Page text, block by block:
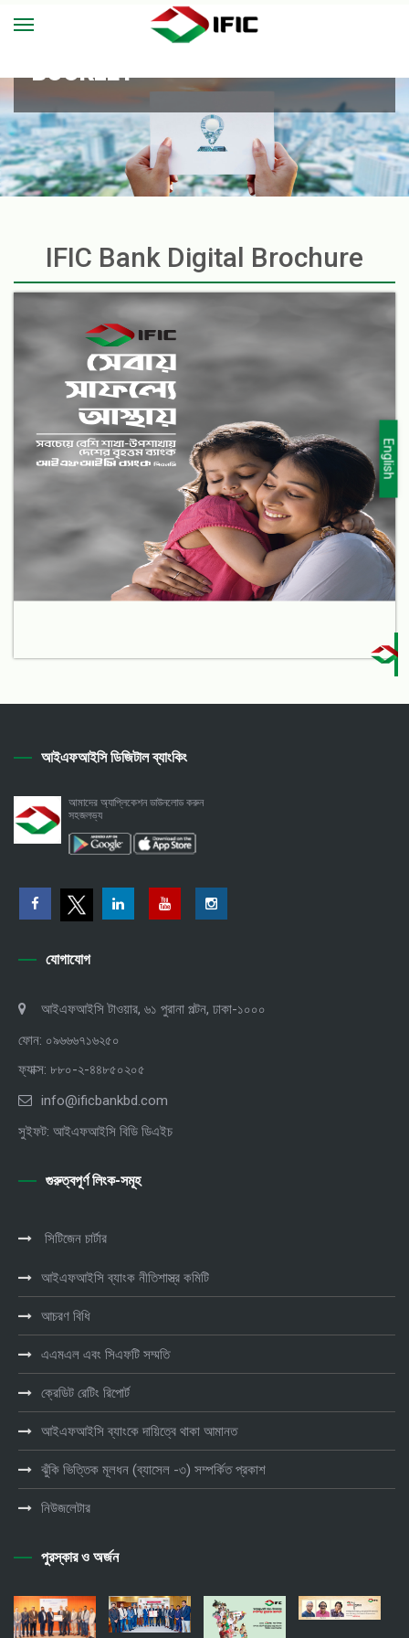
English
BOOKLET
IFIC Bank Digital Brochure
আইএফআইসি ডিজিটাল ব্যাংকিং
আমাদের অ্যাপ্লিকেশন ডাউনলোড করুন
সহজলভ্য
যোগাযোগ
আইএফআইসি টাওয়ার, ৬১ পুরানা পল্টন, ঢাকা-১০০০
ফোন: ০৯৬৬৬৭১৬২৫০
ফ্যাক্স: ৮৮০-২-৪৪৮৫০২০৫
info@ificbankbd.com
সুইফট: আইএফআইসি বিডি ডিএইচ
গুরুত্বপূর্ণ লিংক-সমূহ
সিটিজেন চার্টার
আইএফআইসি ব্যাংক নীতিশাস্ত্র কমিটি
আচরণ বিধি
এএমএল এবং সিএফটি সম্মতি
ক্রেডিট রেটিং রিপোর্ট
আইএফআইসি ব্যাংকে দায়িত্বে থাকা আমানত
ঝুঁকি ভিত্তিক মূলধন (ব্যাসেল -৩) সম্পর্কিত প্রকাশ
নিউজলেটার
পুরস্কার ও অর্জন